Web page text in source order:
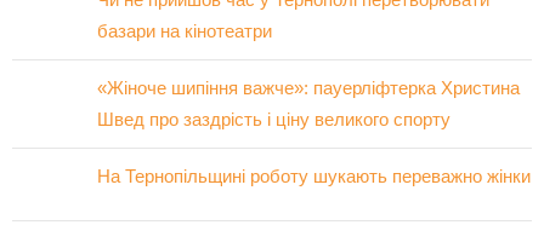
базари на кінотеатри
«Жіноче шипіння важче»: пауерліфтерка Христина
Швед про заздрість і ціну великого спорту
На Тернопільщині роботу шукають переважно жінки